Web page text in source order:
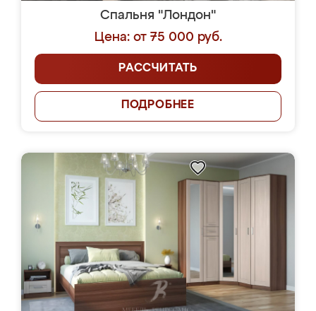
Спальня "Лондон"
Цена: от 75 000 руб.
РАССЧИТАТЬ
ПОДРОБНЕЕ